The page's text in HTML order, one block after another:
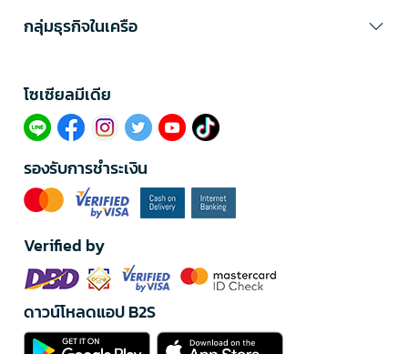
กลุ่มธุรกิจในเครือ
โซเซียลมีเดีย​
รองรับการชำระเงิน
Verified by
ดาวน์โหลดแอป B2S